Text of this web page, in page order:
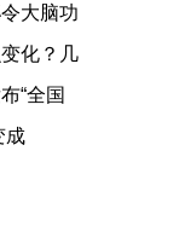
大脑功
化？几
“全国
成